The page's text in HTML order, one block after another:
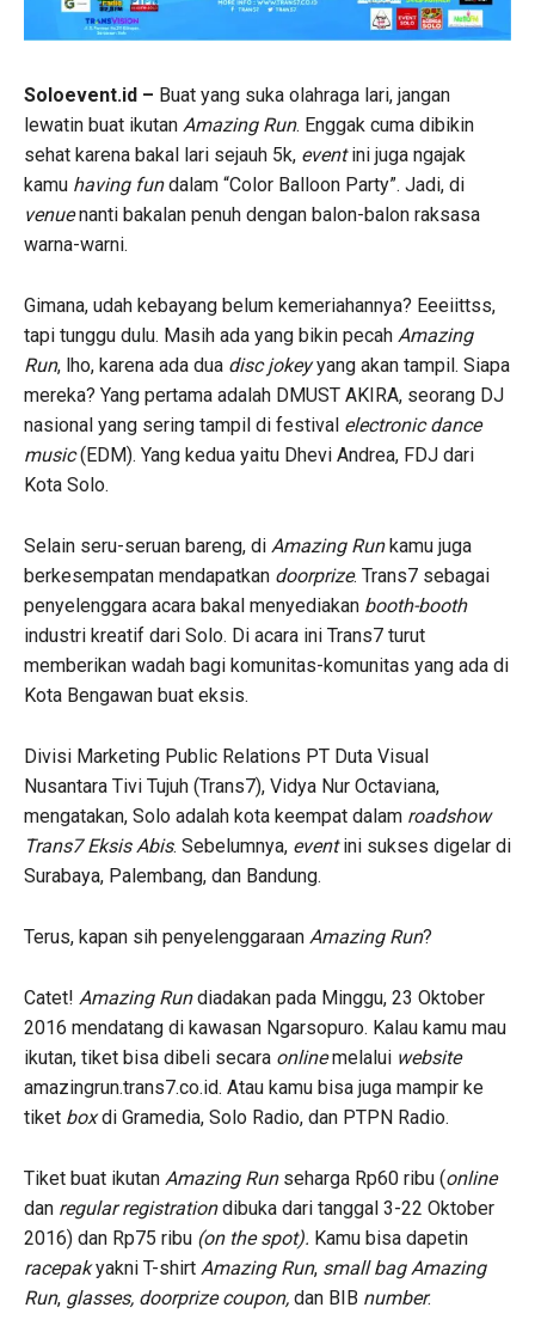
Soloevent.id – Buat yang suka olahraga lari, jangan
lewatin buat ikutan Amazing Run. Enggak cuma dibikin
sehat karena bakal lari sejauh 5k, eventini juga ngajak
kamu having fundalam “Color Balloon Party”. Jadi, di
venuenanti bakalan penuh dengan balon-balon raksasa
warna-warni.
Gimana, udah kebayang belum kemeriahannya? Eeeiittss,
tapi tunggu dulu. Masih ada yang bikin pecah Amazing
Run, lho, karena ada dua disc jokeyyang akan tampil. Siapa
mereka? Yang pertama adalah DMUST AKIRA, seorang DJ
nasional yang sering tampil di festival electronic dance
music(EDM). Yang kedua yaitu Dhevi Andrea, FDJ dari
Kota Solo.
Selain seru-seruan bareng, di Amazing Runkamu juga
berkesempatan mendapatkan doorprize. Trans7 sebagai
penyelenggara acara bakal menyediakan booth-booth
industri kreatif dari Solo. Di acara ini Trans7 turut
memberikan wadah bagi komunitas-komunitas yang ada di
Kota Bengawan buat eksis.
Divisi Marketing Public Relations PT Duta Visual
Nusantara Tivi Tujuh (Trans7), Vidya Nur Octaviana,
mengatakan, Solo adalah kota keempat dalam roadshow
Trans7 Eksis Abis. Sebelumnya, eventini sukses digelar di
Surabaya, Palembang, dan Bandung.
Terus, kapan sih penyelenggaraan Amazing Run?
Catet! Amazing Rundiadakan pada Minggu, 23 Oktober
2016 mendatang di kawasan Ngarsopuro. Kalau kamu mau
ikutan, tiket bisa dibeli secara onlinemelalui website
amazingrun.trans7.co.id. Atau kamu bisa juga mampir ke
tiket boxdi Gramedia, Solo Radio, dan PTPN Radio.
Tiket buat ikutan Amazing Runseharga Rp60 ribu (online
dan regular registrationdibuka dari tanggal 3-22 Oktober
2016) dan Rp75 ribu (on the spot). Kamu bisa dapetin
racepakyakni T-shirt Amazing Run, small bag Amazing
Run, glasses, doorprize coupon, dan BIB number.